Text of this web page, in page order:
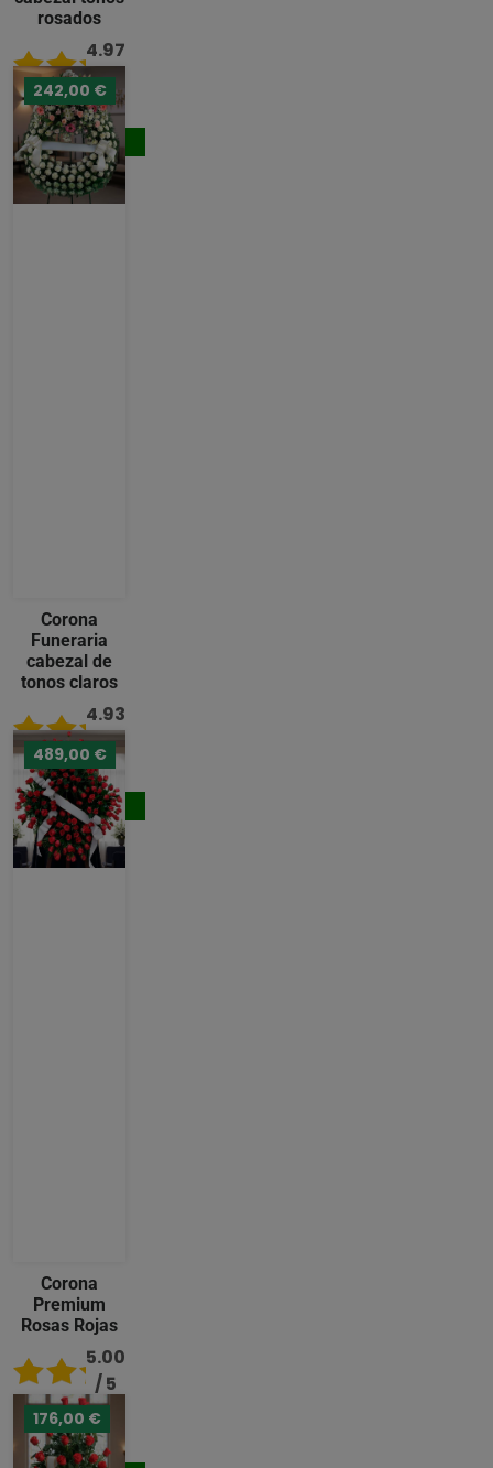
rosados
4.97
/ 5
236,00 €
Comprar
242,00 €
Corona
Funeraria
cabezal de
tonos claros
4.93
/ 5
242,00 €
Comprar
489,00 €
Corona
Premium
Rosas Rojas
5.00
/ 5
489,00
€
176,00 €